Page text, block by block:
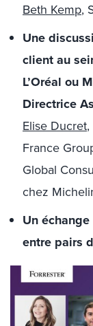
Beth Kemp,
Une
client au
L’Oréal ou
Directrice
Elise Ducret
France
Global
chez
Un
entre pairs